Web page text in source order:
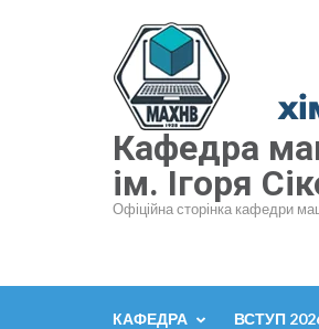
Кафедра
ім. Ігоря
Офіційна сторінка кафедри
КАФЕДРА ВСТУП